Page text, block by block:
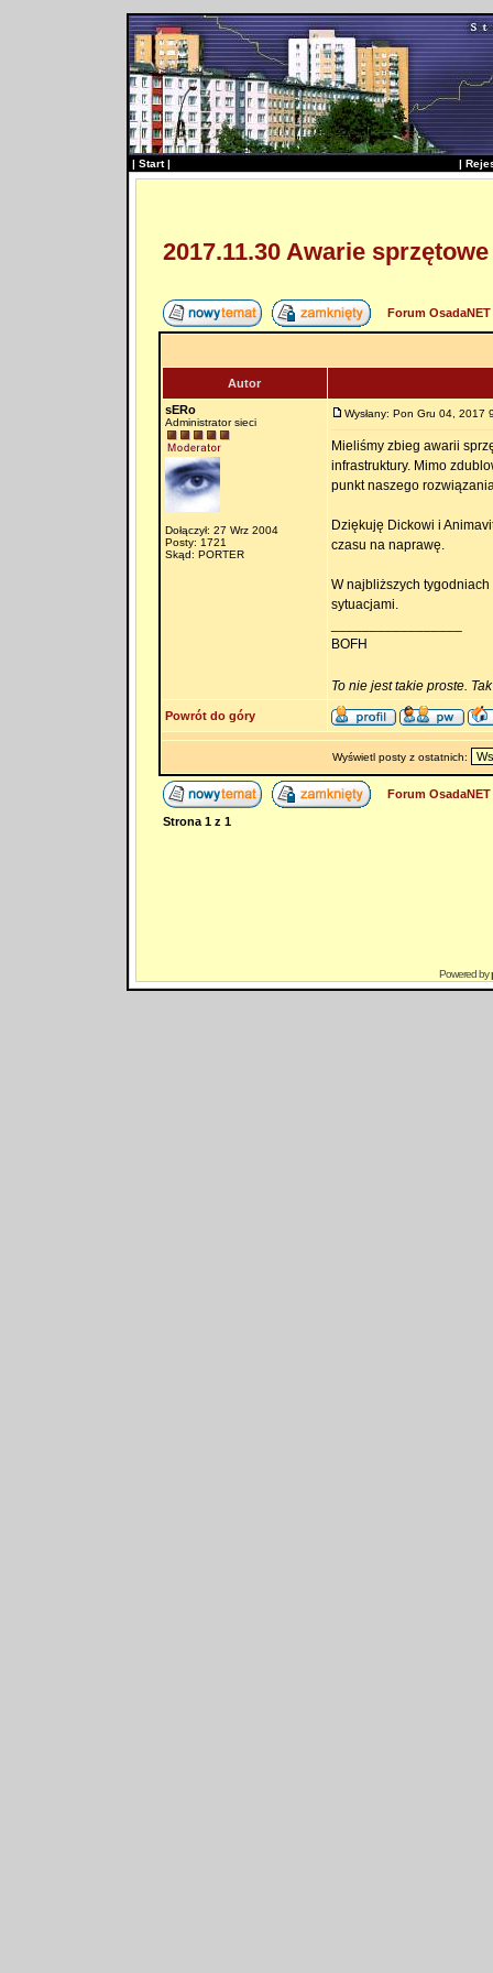
| Start| |
2017.11.30 Awarie sprzętowe
Forum
Autor
sERo
Administrator sieci
Dołączył: 27 Wrz 2004
Posty: 1721
Skąd: PORTER
Wysłany: Pon Gru 04, 2017
Mieliśmy zbieg awarii
infrastruktury. Mimo
punkt naszego
Dziękuję Dickowi i
czasu na naprawę.
W najbliższych
sytuacjami.
BOFH
To nie jest takie proste.
Powrót do góry
Wyświetl posty z ostatnich:
Forum
Strona 1z 1
Powered by